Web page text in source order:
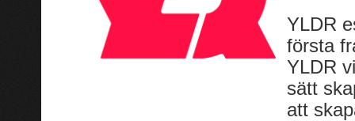
YLDR
första
YLDR
sätt
att